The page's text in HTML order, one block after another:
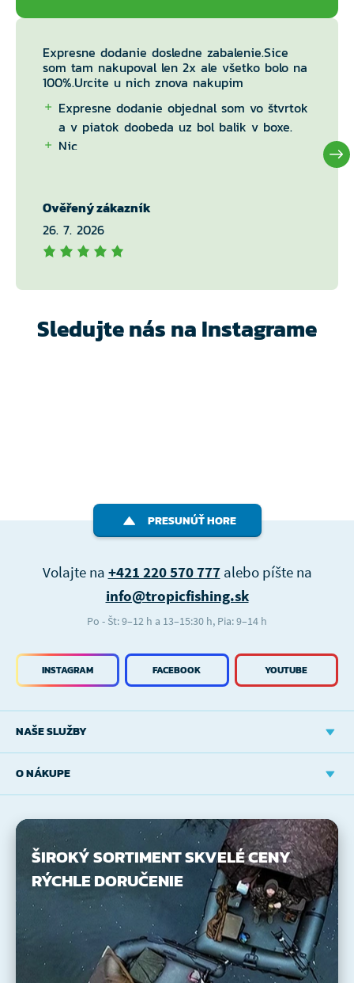
Expresne dodanie dosledne zabalenie.Sice
som tam nakupoval len 2x ale všetko bolo na
100%.Urcite u nich znova nakupim
Expresne dodanie objednal som vo štvrtok
a v piatok doobeda uz bol balik v boxe.
Nic
Ověřený zákazník
26. 7. 2026
Sledujte nás na Instagrame
PRESUNÚŤ HORE
NAŠE SLUŽBY
O NÁKUPE
INSTAGRAM FACEBOOK YOUTUBE
Volajte na +421 220 570 777alebo píšte na
info@tropicfishing.sk
Po - Št: 9–12 h a 13–15:30 h, Pia: 9–14 h
ŠIROKÝ SORTIMENTSKVELÉ CENY
RÝCHLE DORUČENIE